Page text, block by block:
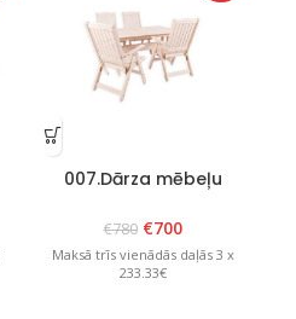
007.Dārza mēbeļu
Balts
€780 €700
Maksā trīs vienādās daļās 3 x
233.33€